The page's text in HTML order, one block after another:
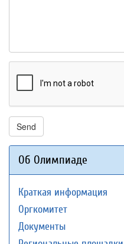
Send
Об Олимпиаде
Краткая информация
Оргкомитет
Документы